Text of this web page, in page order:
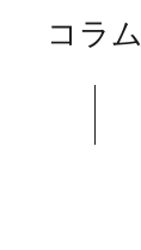
コラム